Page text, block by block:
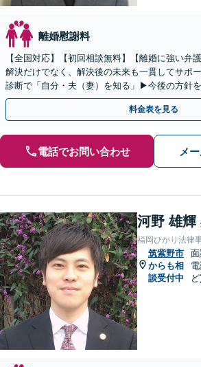
離婚慰謝料
【全国対応】【初回相談無料】【離婚に強い弁
解決だけでなく、解決後の未来も一貫してサポ
診断で「自分・夫（妻）を知る」▶︎今後の方針
【休日夜間／オンライン相談OK】
料金表を見る
電話でお問い合わせ メ
河野 雄輝
福岡ひかり法律
筑紫野市
からも相
談受付中
面